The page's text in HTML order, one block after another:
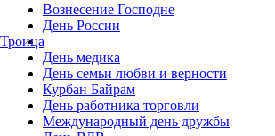
Вознесение Господне
День России
Троица
День медика
День семьи любви и верности
Курбан Байрам
День работника торговли
Международный день дружбы